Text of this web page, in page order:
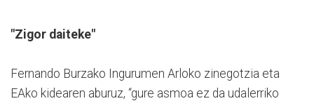
"Zigor daiteke"
Fernando Burzako Ingurumen Arloko zinegotzia eta
EAko kidearen aburuz, “gure asmoa ez da udalerriko